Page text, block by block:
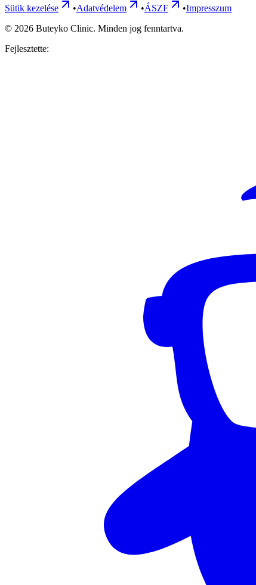
Sütik kezelése •Adatvédelem •ÁSZF •Impresszum
© 2026 Buteyko Clinic. Minden jog fenntartva.
Fejlesztette: